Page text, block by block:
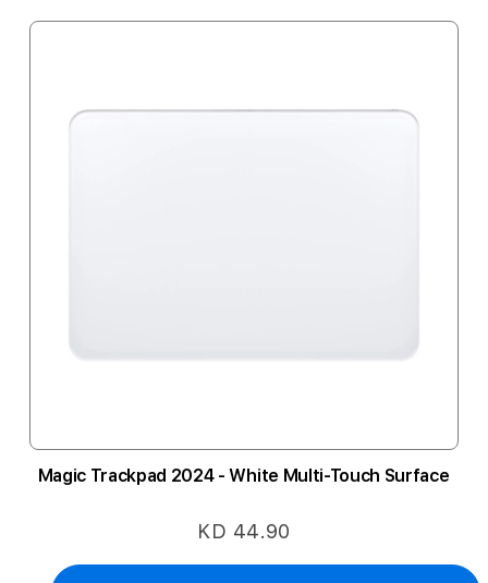
Magic Trackpad 2024 - White Multi-Touch Surface
KD 44.90